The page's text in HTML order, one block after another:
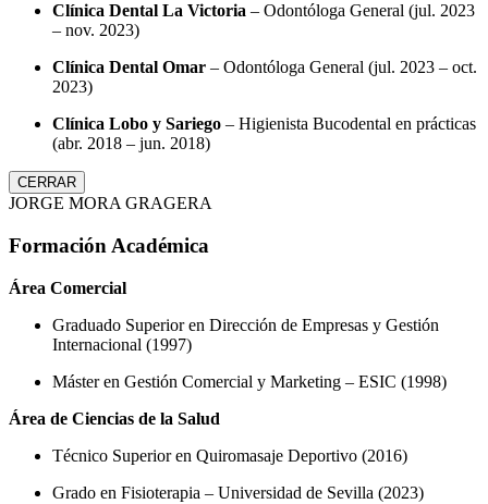
Clínica Dental La Victoria – Odontóloga General (jul. 2023
– nov. 2023)
Clínica Dental Omar – Odontóloga General (jul. 2023 – oct.
2023)
Clínica Lobo y Sariego – Higienista Bucodental en prácticas
(abr. 2018 – jun. 2018)
CERRAR
JORGE MORA GRAGERA
Formación Académica
Área Comercial
Graduado Superior en Dirección de Empresas y Gestión
Internacional (1997)
Máster en Gestión Comercial y Marketing – ESIC (1998)
Área de Ciencias de la Salud
Técnico Superior en Quiromasaje Deportivo (2016)
Grado en Fisioterapia – Universidad de Sevilla (2023)